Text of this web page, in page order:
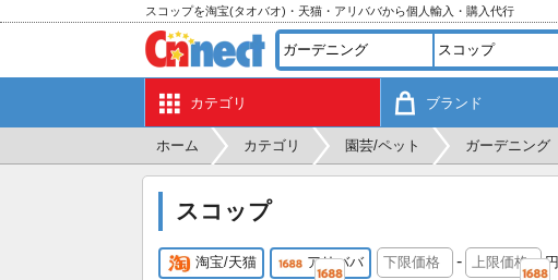
スコップを淘宝(タオバオ)・天猫・アリババから個人輸入・購入代行
カテゴリ ブランド
ホーム カテゴリ 園芸/ペット ガーデニング
スコップ
淘宝/天猫 アリババ - 円